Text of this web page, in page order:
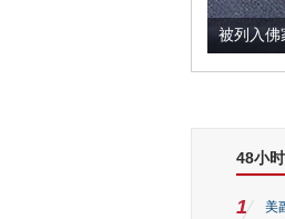
被列入佛
48小
1 美